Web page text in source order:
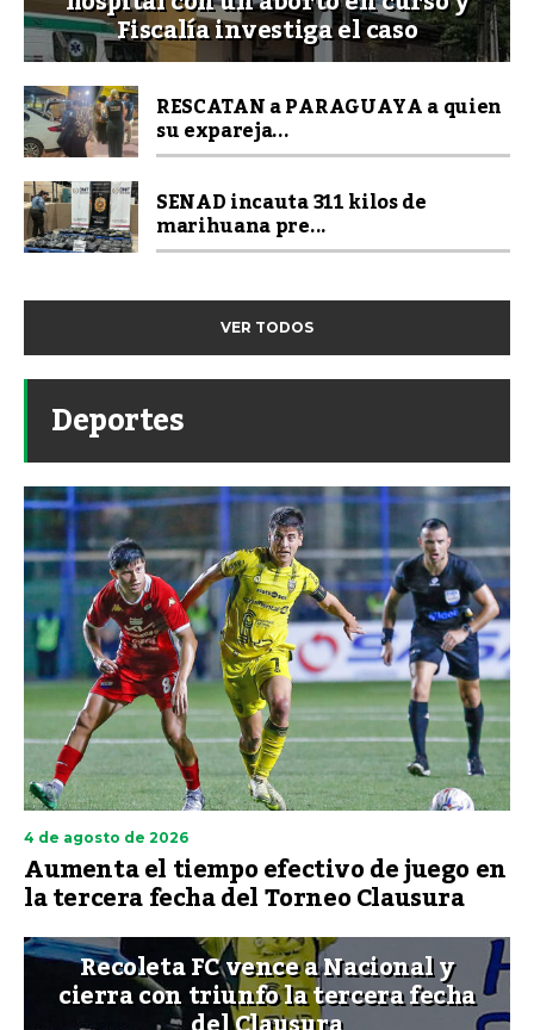
Fiscalía investiga el caso
RESCATAN a PARAGUAYA a quien
su expareja...
SENAD incauta 311 kilos de
marihuana pre...
VER TODOS
Deportes
4 de agosto de 2026
Aumenta el tiempo efectivo de juego en
la tercera fecha del Torneo Clausura
Recoleta FC vence a Nacional y
cierra con triunfo la tercera fecha